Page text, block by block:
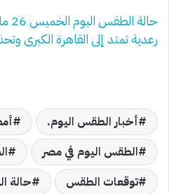
رعدية تمتد إلى القاهرة الكبرى
أخبار الطقس اليوم.
الطقس اليوم في مصر
توقعات الطقس
حالة